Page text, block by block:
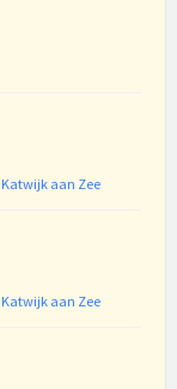
Katwijk aan Zee
Katwijk aan Zee